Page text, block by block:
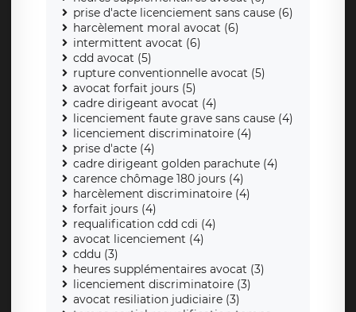
prise d'acte licenciement sans cause (6)
harcèlement moral avocat (6)
intermittent avocat (6)
cdd avocat (5)
rupture conventionnelle avocat (5)
avocat forfait jours (5)
cadre dirigeant avocat (4)
licenciement faute grave sans cause (4)
licenciement discriminatoire (4)
prise d'acte (4)
cadre dirigeant golden parachute (4)
carence chômage 180 jours (4)
harcèlement discriminatoire (4)
forfait jours (4)
requalification cdd cdi (4)
avocat licenciement (4)
cddu (3)
heures supplémentaires avocat (3)
licenciement discriminatoire (3)
avocat resiliation judiciaire (3)